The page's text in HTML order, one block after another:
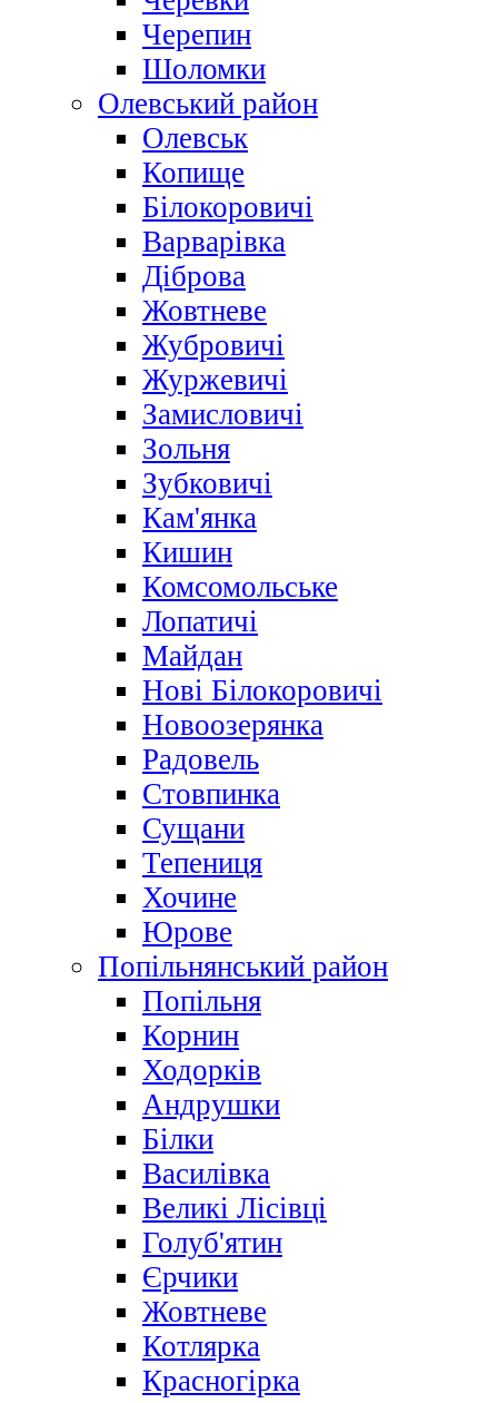
Черепин
Шоломки
Олевський район
Олевськ
Копище
Білокоровичі
Варварівка
Діброва
Жовтневе
Жубровичі
Журжевичі
Замисловичі
Зольня
Зубковичі
Кам'янка
Кишин
Комсомольське
Лопатичі
Майдан
Нові Білокоровичі
Новоозерянка
Радовель
Стовпинка
Сущани
Тепениця
Хочине
Юрове
Попільнянський район
Попільня
Корнин
Ходорків
Андрушки
Білки
Василівка
Великі Лісівці
Голуб'ятин
Єрчики
Жовтневе
Котлярка
Красногірка